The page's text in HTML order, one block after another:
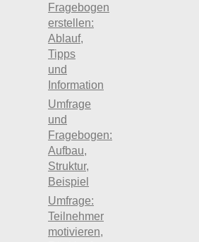
Fragebogen
erstellen:
Ablauf,
Tipps
und
Information
Umfrage
und
Fragebogen:
Aufbau,
Struktur,
Beispiel
Umfrage:
Teilnehmer
motivieren,